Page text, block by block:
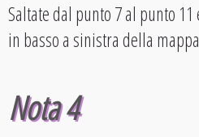
Saltate dal punto 7 al punto
in basso a sinistra della
Nota 4